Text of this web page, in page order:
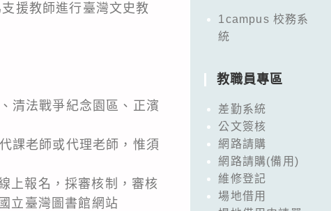
援教師進行臺灣文史教
清法戰爭紀念園區、正濱
課老師或代理老師，惟須
上報名，採審核制，審核
立臺灣圖書館網站
1campus 校務系
統
教職員專區
差勤系統
公文簽核
網路請購
網路請購(備用)
維修登記
場地借用